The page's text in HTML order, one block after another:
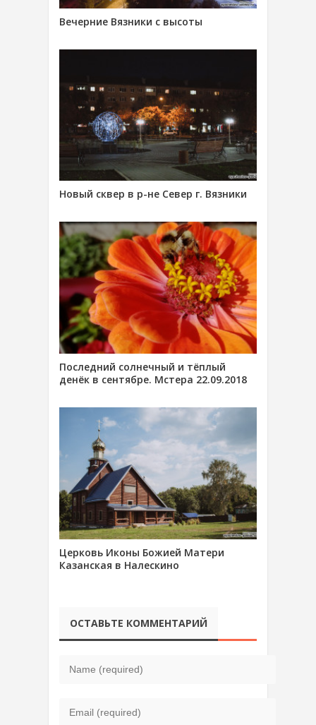
Вечерние Вязники с высоты
Новый сквер в р-не Север г. Вязники
Последний солнечный и тёплый
денёк в сентябре. Мстера 22.09.2018
Церковь Иконы Божией Матери
Казанская в Налескино
ОСТАВЬТЕ КОММЕНТАРИЙ